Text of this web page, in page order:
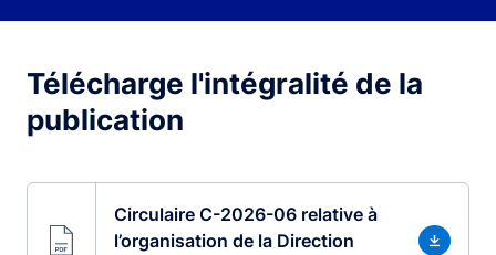
Télécharge l'intégralité de la
publication
Circulaire C-2026-06 relative à
l’organisation de la Direction